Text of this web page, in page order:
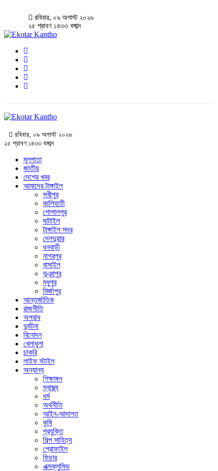
রবিবার, ০৯ অগাস্ট ২০২৬
২৫ শ্রাবণ ১৪৩৩ বঙ্গাব্দ
রবিবার, ০৯ অগাস্ট ২০২৬
২৫ শ্রাবণ ১৪৩৩ বঙ্গাব্দ
মূলপাতা
জাতীয়
দেশের খবর
আমাদের টাঙ্গাইল
সখীপুর
কালিহাতী
গোপালপুর
ঘাটাইল
টাঙ্গাইল সদর
দেলদুয়ার
ধনবাড়ী
নাগরপুর
বাসাইল
ভূঞাপুর
মধুপুর
মির্জাপুর
আন্তর্জাতিক
রাজনীতি
অপরাধ
দুর্ঘটনা
বিনোদন
খেলাধুলা
চাকরি
লাইফ স্টাইল
অন্যান্য
শিক্ষাঙ্গন
স্বাস্থ্য
ধর্ম
অর্থনীতি
আইন-আদালত
কৃষি
প্রযুক্তি
শিল্প সাহিত্য
প্রোফাইল
ফিচার
এক্সক্লুসিভ